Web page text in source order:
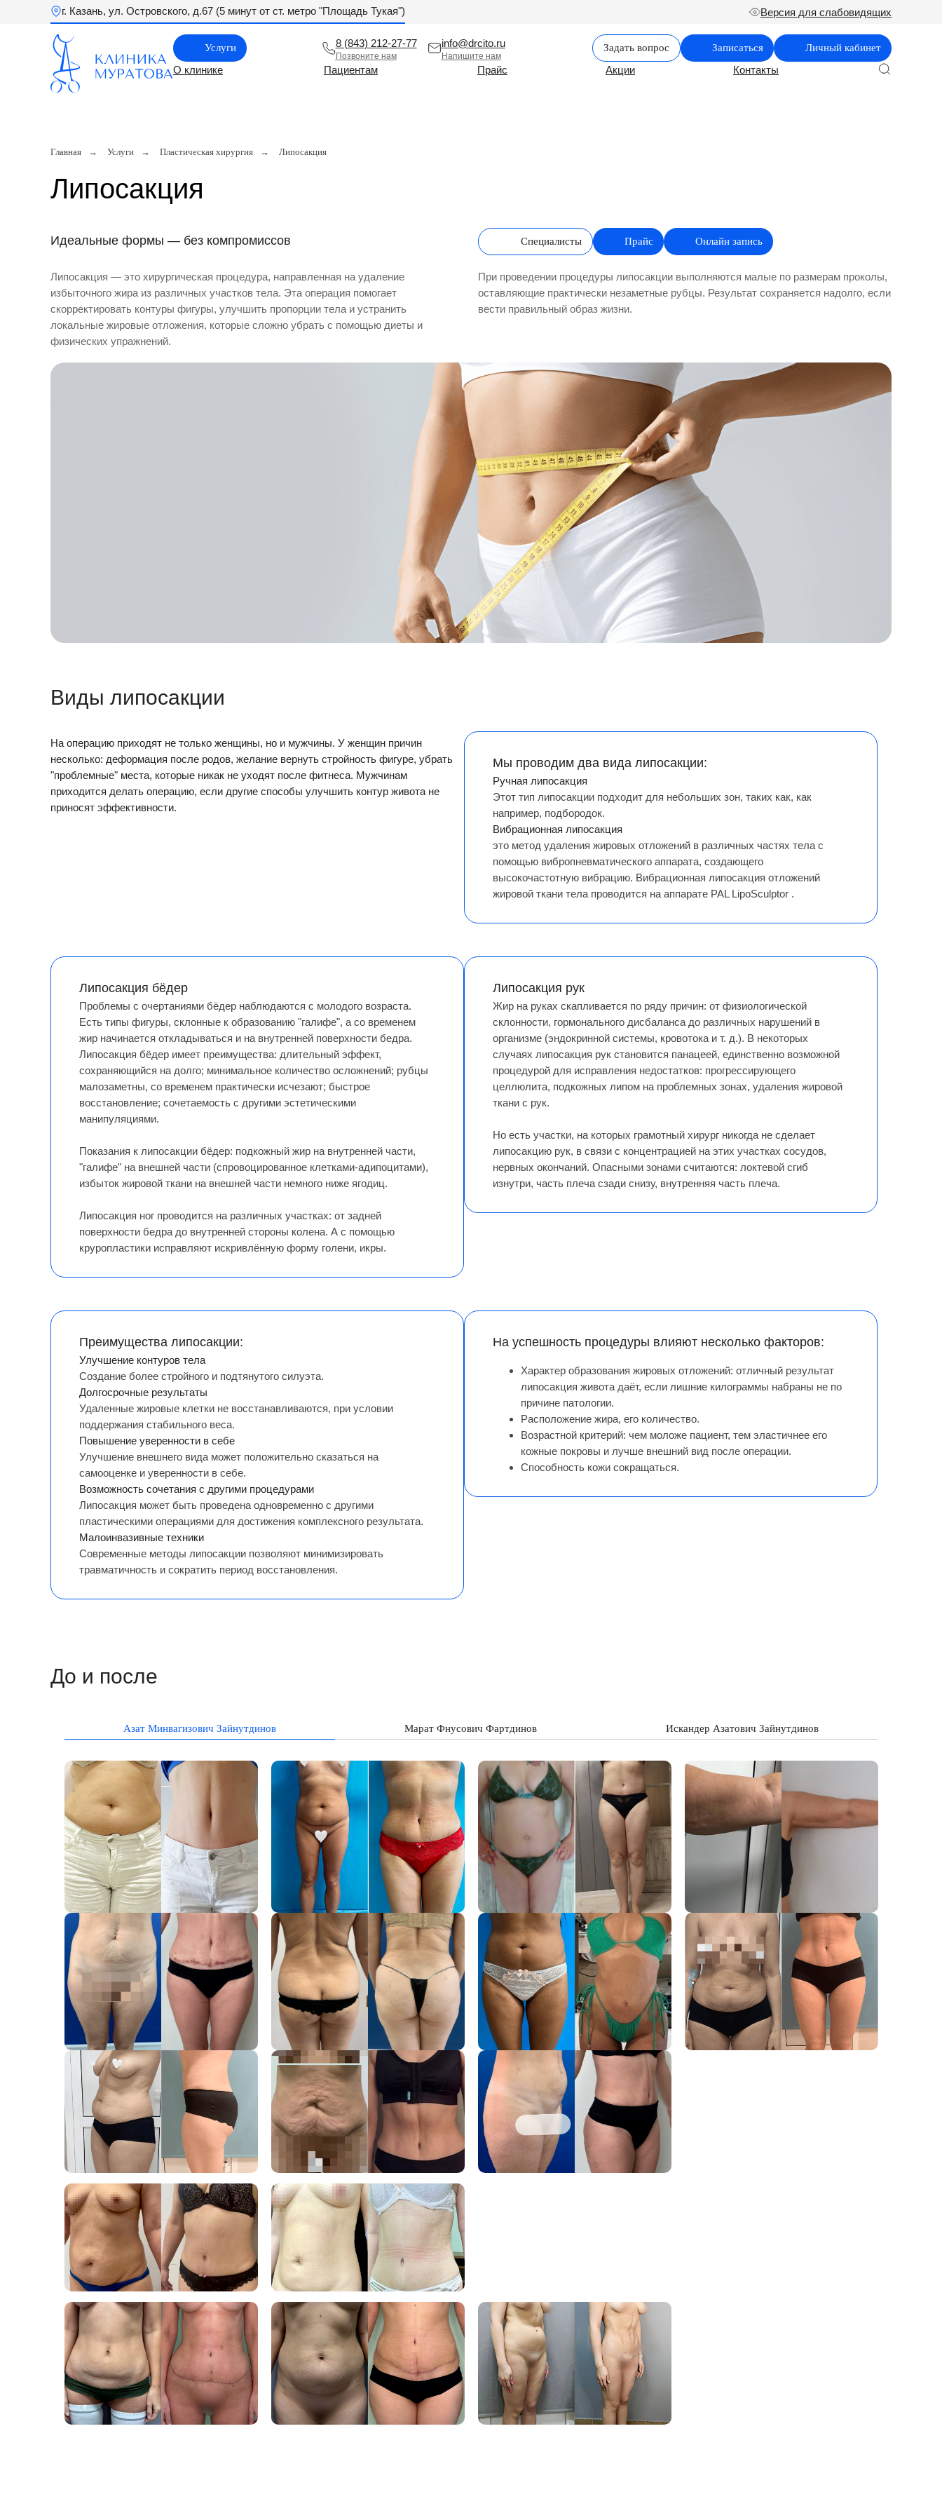
г. Казань, ул. Островского, д.67 (5 минут от ст. метро "Площадь Тукая") Версия для слабовидящих
Услуги 8 (843) 212-27-77
Позвоните нам
info@drcito.ru
Напишите нам
Задать вопрос Записаться Личный кабинет
О клинике Пациентам Прайс Акции Контакты
Главная → Услуги → Пластическая хирургия → Липосакция
Липосакция
Идеальные формы — без компромиссов
Липосакция — это хирургическая процедура, направленная на удаление
избыточного жира из различных участков тела. Эта операция помогает
скорректировать контуры фигуры, улучшить пропорции тела и устранить
локальные жировые отложения, которые сложно убрать с помощью диеты и
физических упражнений.
При проведении процедуры липосакции выполняются малые по размерам проколы,
оставляющие практически незаметные рубцы. Результат сохраняется надолго, если
вести правильный образ жизни.
Специалисты Прайс Онлайн запись
Виды липосакции
На операцию приходят не только женщины, но и мужчины. У женщин причин
несколько: деформация после родов, желание вернуть стройность фигуре, убрать
"проблемные" места, которые никак не уходят после фитнеса. Мужчинам
приходится делать операцию, если другие способы улучшить контур живота не
приносят эффективности.
Мы проводим два вида липосакции:
Ручная липосакция
Этот тип липосакции подходит для небольших зон, таких как, как
например, подбородок.
Вибрационная липосакция
это метод удаления жировых отложений в различных частях тела с
помощью вибропневматического аппарата, создающего
высокочастотную вибрацию. Вибрационная липосакция отложений
жировой ткани тела проводится на аппарате PAL LipoSculptor .
Липосакция бёдер
Проблемы с очертаниями бёдер наблюдаются с молодого возраста.
Есть типы фигуры, склонные к образованию "галифе", а со временем
жир начинается откладываться и на внутренней поверхности бедра.
Липосакция бёдер имеет преимущества: длительный эффект,
сохраняющийся на долго; минимальное количество осложнений; рубцы
малозаметны, со временем практически исчезают; быстрое
восстановление; сочетаемость с другими эстетическими
манипуляциями.
Показания к липосакции бёдер: подкожный жир на внутренней части,
"галифе" на внешней части (спровоцированное клетками-адипоцитами),
избыток жировой ткани на внешней части немного ниже ягодиц.
Липосакция ног проводится на различных участках: от задней
поверхности бедра до внутренней стороны колена. А с помощью
круропластики исправляют искривлённую форму голени, икры.
Липосакция рук
Жир на руках скапливается по ряду причин: от физиологической
склонности, гормонального дисбаланса до различных нарушений в
организме (эндокринной системы, кровотока и т. д.). В некоторых
случаях липосакция рук становится панацеей, единственно возможной
процедурой для исправления недостатков: прогрессирующего
целлюлита, подкожных липом на проблемных зонах, удаления жировой
ткани с рук.
Но есть участки, на которых грамотный хирург никогда не сделает
липосакцию рук, в связи с концентрацией на этих участках сосудов,
нервных окончаний. Опасными зонами считаются: локтевой сгиб
изнутри, часть плеча сзади снизу, внутренняя часть плеча.
Преимущества липосакции:
Улучшение контуров тела
Создание более стройного и подтянутого силуэта.
Долгосрочные результаты
Удаленные жировые клетки не восстанавливаются, при условии
поддержания стабильного веса.
Повышение уверенности в себе
Улучшение внешнего вида может положительно сказаться на
самооценке и уверенности в себе.
Возможность сочетания с другими процедурами
Липосакция может быть проведена одновременно с другими
пластическими операциями для достижения комплексного результата.
Малоинвазивные техники
Современные методы липосакции позволяют минимизировать
травматичность и сократить период восстановления.
На успешность процедуры влияют несколько факторов:
Характер образования жировых отложений: отличный результат
липосакция живота даёт, если лишние килограммы набраны не по
причине патологии.
Расположение жира, его количество.
Возрастной критерий: чем моложе пациент, тем эластичнее его
кожные покровы и лучше внешний вид после операции.
Способность кожи сокращаться.
До и после
Азат Минвагизович Зайнутдинов Марат Фнусович Фартдинов Искандер Азатович Зайнутдинов